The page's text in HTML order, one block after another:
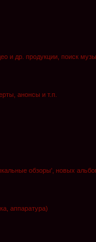
и др. продукции, поиск
анонсы и т.п.
обзоры', новых
аппаратура)